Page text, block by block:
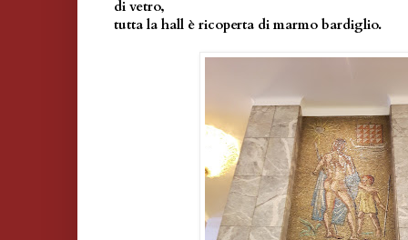
di vetro,
tutta la hall è ricoperta di marmo bardiglio.